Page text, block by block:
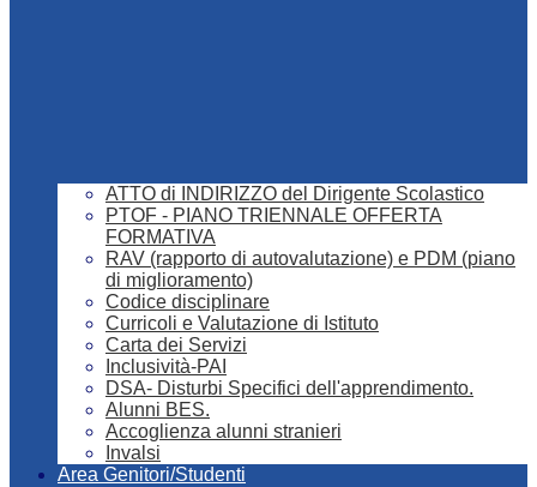
ATTO di INDIRIZZO del Dirigente Scolastico
PTOF - PIANO TRIENNALE OFFERTA
FORMATIVA
RAV (rapporto di autovalutazione) e PDM (piano
di miglioramento)
Codice disciplinare
Curricoli e Valutazione di Istituto
Carta dei Servizi
Inclusività-PAI
DSA- Disturbi Specifici dell'apprendimento.
Alunni BES.
Accoglienza alunni stranieri
Invalsi
Area Genitori/Studenti